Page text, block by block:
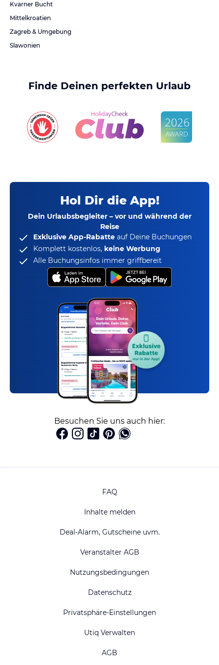
Kvarner Bucht
Mittelkroatien
Zagreb & Umgebung
Slawonien
Finde Deinen perfekten Urlaub
Hol Dir die App!
Dein Urlaubsbegleiter – vor und während der
Reise
Exklusive App-Rabatte auf Deine Buchungen
Komplett kostenlos, keine Werbung
Alle Buchungsinfos immer griffbereit
Besuchen Sie uns auch hier:
FAQ
Inhalte melden
Deal-Alarm, Gutscheine uvm.
Veranstalter AGB
Nutzungsbedingungen
Datenschutz
Privatsphäre-Einstellungen
Utiq Verwalten
AGB